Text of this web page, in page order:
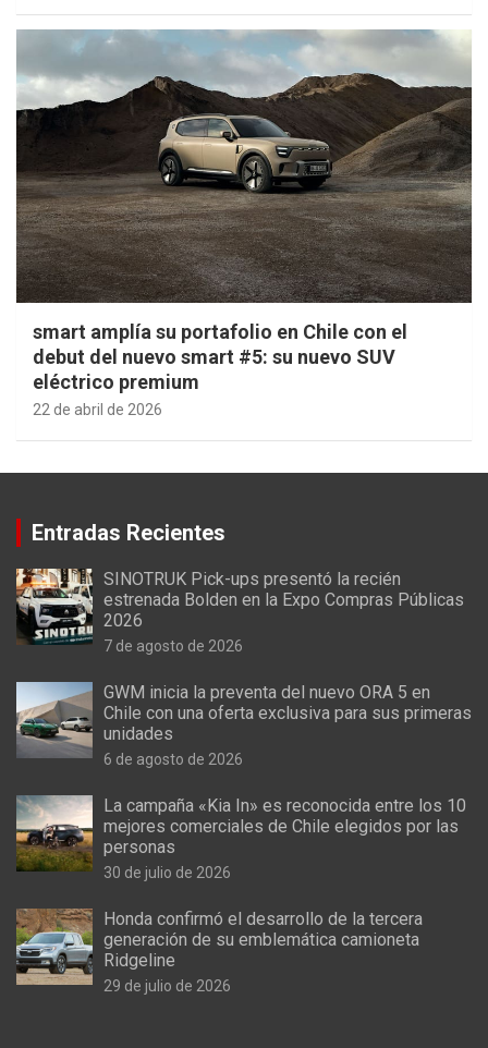
smart amplía su portafolio en Chile con el
debut del nuevo smart #5: su nuevo SUV
eléctrico premium
22 de abril de 2026
Entradas Recientes
SINOTRUK Pick-ups presentó la recién
estrenada Bolden en la Expo Compras Públicas
2026
7 de agosto de 2026
GWM inicia la preventa del nuevo ORA 5 en
Chile con una oferta exclusiva para sus primeras
unidades
6 de agosto de 2026
La campaña «Kia In» es reconocida entre los 10
mejores comerciales de Chile elegidos por las
personas
30 de julio de 2026
Honda confirmó el desarrollo de la tercera
generación de su emblemática camioneta
Ridgeline
29 de julio de 2026